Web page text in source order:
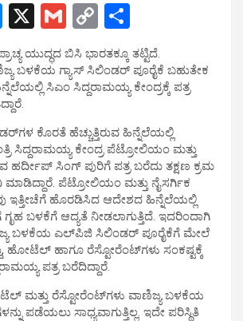
M
es
se
n
g
er
X
G
m
ail
C
o
py
Li
k
h
ar
e
ಯುದ್ಧದ ಬಿಸಿ ಭಾರತಕ್ಕೂ ತಟ್ಟಿದೆ.
ಬಳಕೆಯ ಗ್ಯಾಸ್ ಸಿಲಿಂಡರ್ ಪೂರೈಕೆ ಬಹುತೇಕ
ಸಿಎಂ ಸಿದ್ದರಾಮಯ್ಯ ಕೇಂದ್ರಕ್ಕೆ ಪತ್ರ
ಕೊರತೆ ಹೆಚ್ಚುತ್ತಿರುವ ಹಿನ್ನೆಲೆಯಲ್ಲಿ
ಸಿದ್ದರಾಮಯ್ಯ ಕೇಂದ್ರ ಪೆಟ್ರೋಲಿಯಂ ಮತ್ತು
ಹರ್ದೀಪ್ ಸಿಂಗ್ ಪುರಿಗೆ ಪತ್ರ ಬರೆದು ತಕ್ಷಣ ಕ್ರಮ
ಮಾಡಿದ್ದಾರೆ. ಪೆಟ್ರೋಲಿಯಂ ಮತ್ತು ನೈಸರ್ಗಿಕ
ಹೊರಡಿಸಿದ ಆದೇಶದ ಹಿನ್ನೆಲೆಯಲ್ಲಿ
ಬಳಕೆಗೆ ಆದ್ಯತೆ ನೀಡಲಾಗುತ್ತಿದೆ. ಇದರಿಂದಾಗಿ
ಬಳಕೆಯ ಎಲ್‌ಪಿಜಿ ಸಿಲಿಂಡರ್ ಪೂರೈಕೆಗೆ ಮೇಲೆ
ಹೋಟೆಲ್ ಹಾಗೂ ರೆಸ್ಟೋರೆಂಟ್‌ಗಳು ಸಂಕಷ್ಟಕ್ಕೆ
ಪತ್ರ ಬರೆದಿದ್ದಾರೆ.
ಮತ್ತು ರೆಸ್ಟೋರೆಂಟ್​​ಗಳು ವಾಣಿಜ್ಯ ಬಳಕೆಯ
ಪಡೆಯಲು ಸಾಧ್ಯವಾಗುತ್ತಿಲ್ಲ. ಇದೇ ಪರಿಸ್ಥಿತಿ